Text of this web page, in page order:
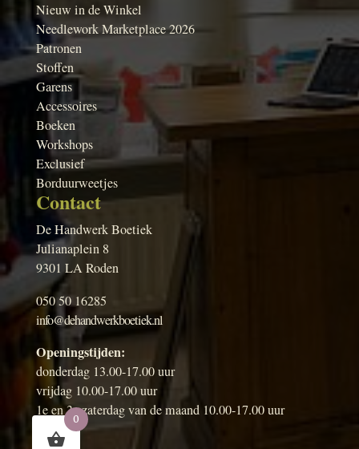
Nieuw in de Winkel
Needlework Marketplace 2026
Patronen
Stoffen
Garens
Accessoires
Boeken
Workshops
Exclusief
Borduurweetjes
Contact
De Handwerk Boetiek
Julianaplein 8
9301 LA Roden
050 50 16285
info@dehandwerkboetiek.nl
Openingstijden:
donderdag 13.00-17.00 uur
vrijdag 10.00-17.00 uur
1e en 3e zaterdag van de maand 10.00-17.00 uur
0